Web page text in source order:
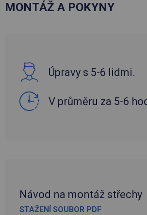
MONTÁŽ A POKYNY
Úpravy s 5-6 lidmi.
V průměru za 5-6
Návod na montáž střechy
STAŽENÍ SOUBOR PDF